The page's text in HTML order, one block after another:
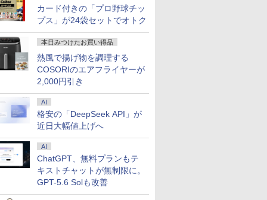
カード付きの「プロ野球チッ
プス」が24袋セットでオトク
本日みつけたお買い得品
熱風で揚げ物を調理する
COSORIのエアフライヤーが
2,000円引き
AI
格安の「DeepSeek API」が
近日大幅値上げへ
AI
ChatGPT、無料プランもテ
キストチャットが無制限に。
GPT-5.6 Solも改善